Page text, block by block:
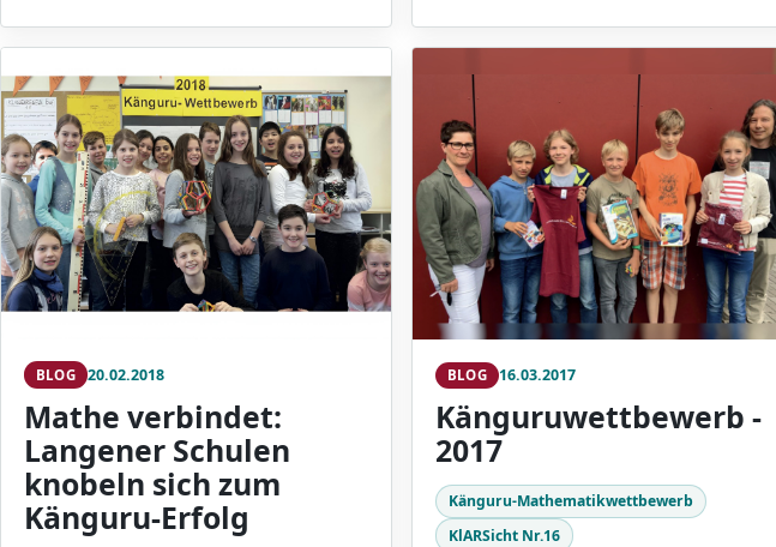
BLOG 20.02.2018
Mathe verbindet:
Langener Schulen
knobeln sich zum
Känguru-Erfolg
BLOG 16.03.2017
Känguruwettbewerb -
2017
Känguru-Mathematikwettbewerb
KlARSicht Nr.16